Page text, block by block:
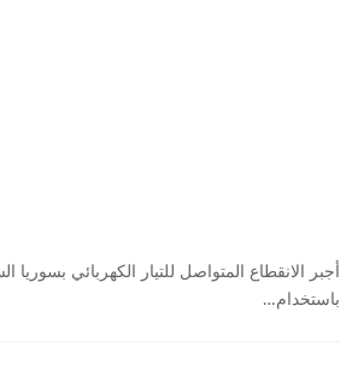
أجبر الانقطاع المتواصل للتيار الكهربائي
باستخدام…